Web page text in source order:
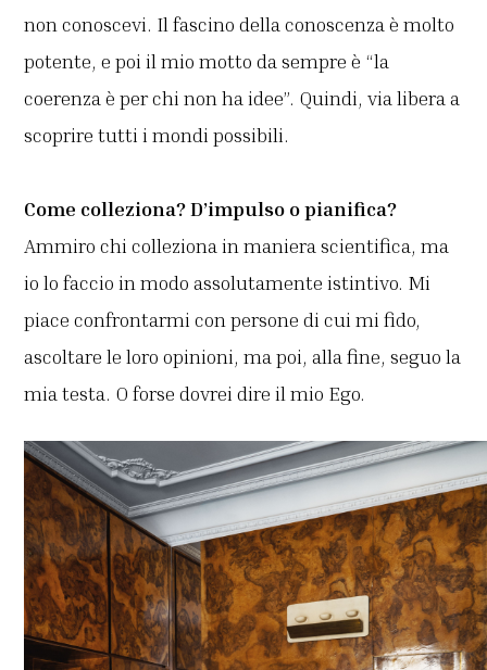
non conoscevi. Il fascino della conoscenza è molto
potente, e poi il mio motto da sempre è “la
coerenza è per chi non ha idee”. Quindi, via libera a
scoprire tutti i mondi possibili.
Come colleziona? D’impulso o pianifica?
Ammiro chi colleziona in maniera scientifica, ma
io lo faccio in modo assolutamente istintivo. Mi
piace confrontarmi con persone di cui mi fido,
ascoltare le loro opinioni, ma poi, alla fine, seguo la
mia testa. O forse dovrei dire il mio Ego.